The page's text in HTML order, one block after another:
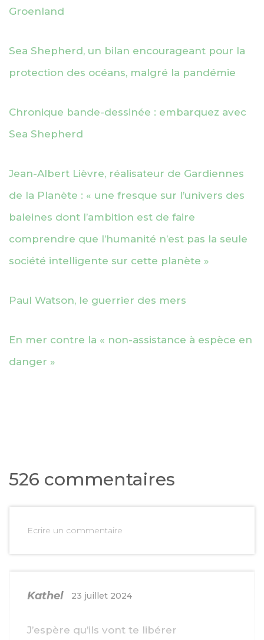
Groenland
Sea Shepherd, un bilan encourageant pour la
protection des océans, malgré la pandémie
Chronique bande-dessinée : embarquez avec
Sea Shepherd
Jean-Albert Lièvre, réalisateur de Gardiennes
de la Planète : « une fresque sur l’univers des
baleines dont l’ambition est de faire
comprendre que l’humanité n’est pas la seule
société intelligente sur cette planète »
Paul Watson, le guerrier des mers
En mer contre la « non-assistance à espèce en
danger »
526 commentaires
Ecrire un commentaire
Kathel 23 juillet 2024
J’espère qu’ils vont te libérer